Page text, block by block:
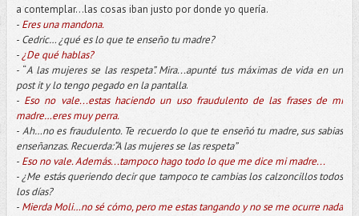
a contemplar...las cosas iban justo por donde yo quería.
- Eres una mandona.
- Cedric… ¿qué es lo que te enseño tu madre?
-¿De qué hablas?
- “A las mujeres se las respeta”. Mira...apunté tus máximas de vida en un
post it y lo tengo pegado en la pantalla.
- Eso no vale...estas haciendo un uso fraudulento de las frases de mi
madre…eres muy perra.
- Ah…no es fraudulento. Te recuerdo lo que te enseñó tu madre, sus sabias
enseñanzas. Recuerda:“A las mujeres se las respeta”
- Esono vale. Además...tampoco hago todo lo que me dice mi madre...
-¿Me estás queriendo decir que tampoco te cambias los calzoncillos todos
los días?
- Mierda Moli…no sé cómo, pero me estas tangando y no se me ocurre nada